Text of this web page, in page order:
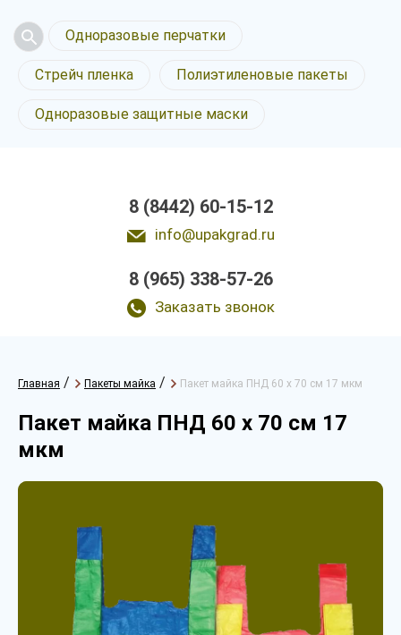
Одноразовые перчатки
Стрейч пленка Полиэтиленовые пакеты
Одноразовые защитные маски
8 (8442) 60-15-12
info@upakgrad.ru
8 (965) 338-57-26
Заказать звонок
Главная / Пакеты майка / Пакет майка ПНД 60 х 70 см 17 мкм
Пакет майка ПНД 60 х 70 см 17
мкм